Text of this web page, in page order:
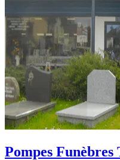
Pompes Funèbres